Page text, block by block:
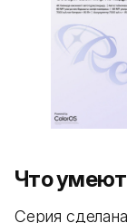
Что умеют
Серия